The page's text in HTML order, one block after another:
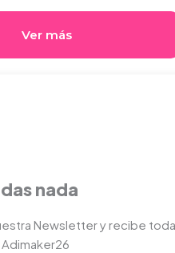
Ver más
nada
Newsletter y recibe